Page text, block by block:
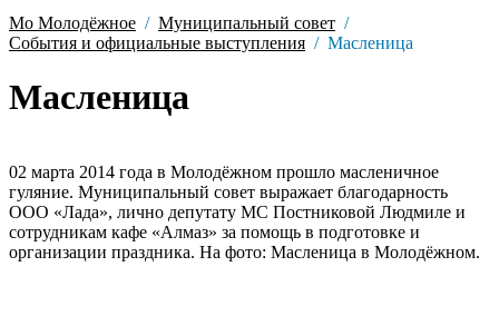
Мо Молодёжное
Муниципальный совет
События и официальные выступления
Масленица
Масленица
02 марта 2014 года в Молодёжном прошло масленичное
гуляние. Муниципальный совет выражает благодарность
ООО «Лада», лично депутату МС Постниковой Людмиле и
сотрудникам кафе «Алмаз» за помощь в подготовке и
организации праздника. На фото: Масленица в Молодёжном.